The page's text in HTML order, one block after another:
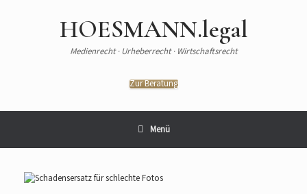
HOESMANN.legal
Medienrecht · Urheberrecht · Wirtschaftsrecht
Zur Beratung
Menü